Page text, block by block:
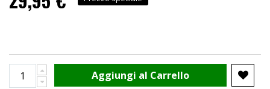
Aggiungi al Carrello